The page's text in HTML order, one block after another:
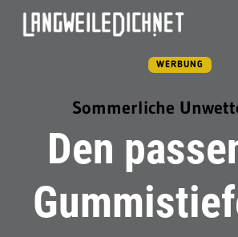
WERBUNG
Sommerliche
Den